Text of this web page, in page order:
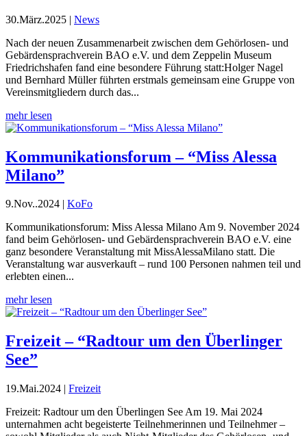
30.März.2025 | News
Nach der neuen Zusammenarbeit zwischen dem Gehörlosen- und
Gebärdensprachverein BAO e.V. und dem Zeppelin Museum
Friedrichshafen fand eine besondere Führung statt:Holger Nagel
und Bernhard Müller führten erstmals gemeinsam eine Gruppe von
Vereinsmitgliedern durch das...
mehr lesen
Kommunikationsforum – “Miss Alessa
Milano”
9.Nov..2024 | KoFo
Kommunikationsforum: Miss Alessa Milano Am 9. November 2024
fand beim Gehörlosen- und Gebärdensprachverein BAO e.V. eine
ganz besondere Veranstaltung mit MissAlessaMilano statt. Die
Veranstaltung war ausverkauft – rund 100 Personen nahmen teil und
erlebten einen...
mehr lesen
Freizeit – “Radtour um den Überlinger
See”
19.Mai.2024 | Freizeit
Freizeit: Radtour um den Überlingen See Am 19. Mai 2024
unternahmen acht begeisterte Teilnehmerinnen und Teilnehmer –